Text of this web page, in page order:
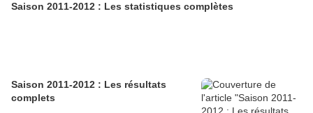
Saison 2011-2012 : Les statistiques complètes
Saison 2011-2012 : Les résultats
complets